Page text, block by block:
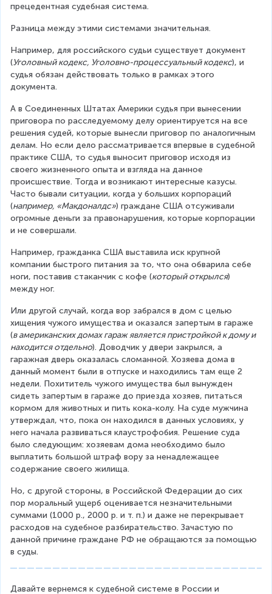
прецедентная судебная система.
Разница между этими системами значительная.
Например, для российского судьи существует документ
(Уголовный кодекс, Уголовно-процессуальный кодекс), и
судья обязан действовать только в рамках этого
документа.
А в Соединенных Штатах Америки судья при вынесении
приговора по расследуемому делу ориентируется на все
решения судей, которые вынесли приговор по аналогичным
делам. Но если дело рассматривается впервые в судебной
практике США, то судья выносит приговор исходя из
своего жизненного опыта и взгляда на данное
происшествие. Тогда и возникают интересные казусы.
Часто бывали ситуации, когда у больших корпораций
(например, «Макдоналдс») граждане США отсуживали
огромные деньги за правонарушения, которые корпорации
и не совершали.
Например, гражданка США выставила иск крупной
компании быстрого питания за то, что она обварила себе
ноги, поставив стаканчик с кофе (который открылся)
между ног.
Или другой случай, когда вор забрался в дом с целью
хищения чужого имущества и оказался запертым в гараже
(в американских домах гараж является пристройкой к дому и
находится отдельно). Доводчик у двери закрылся, а
гаражная дверь оказалась сломанной. Хозяева дома в
данный момент были в отпуске и находились там еще 2
недели. Похититель чужого имущества был вынужден
сидеть запертым в гараже до приезда хозяев, питаться
кормом для животных и пить кока-колу. На суде мужчина
утверждал, что, пока он находился в данных условиях, у
него начала развиваться клаустрофобия. Решение суда
было следующим: хозяевам дома необходимо было
выплатить большой штраф вору за ненадлежащее
содержание своего жилища.
Но, с другой стороны, в Российской Федерации до сих
пор моральный ущерб оценивается незначительными
суммами (1000 р., 2000 р. и т. п.) и даже не перекрывает
расходов на судебное разбирательство. Зачастую по
данной причине граждане РФ не обращаются за помощью
в суды.
Давайте вернемся к судебной системе в России и